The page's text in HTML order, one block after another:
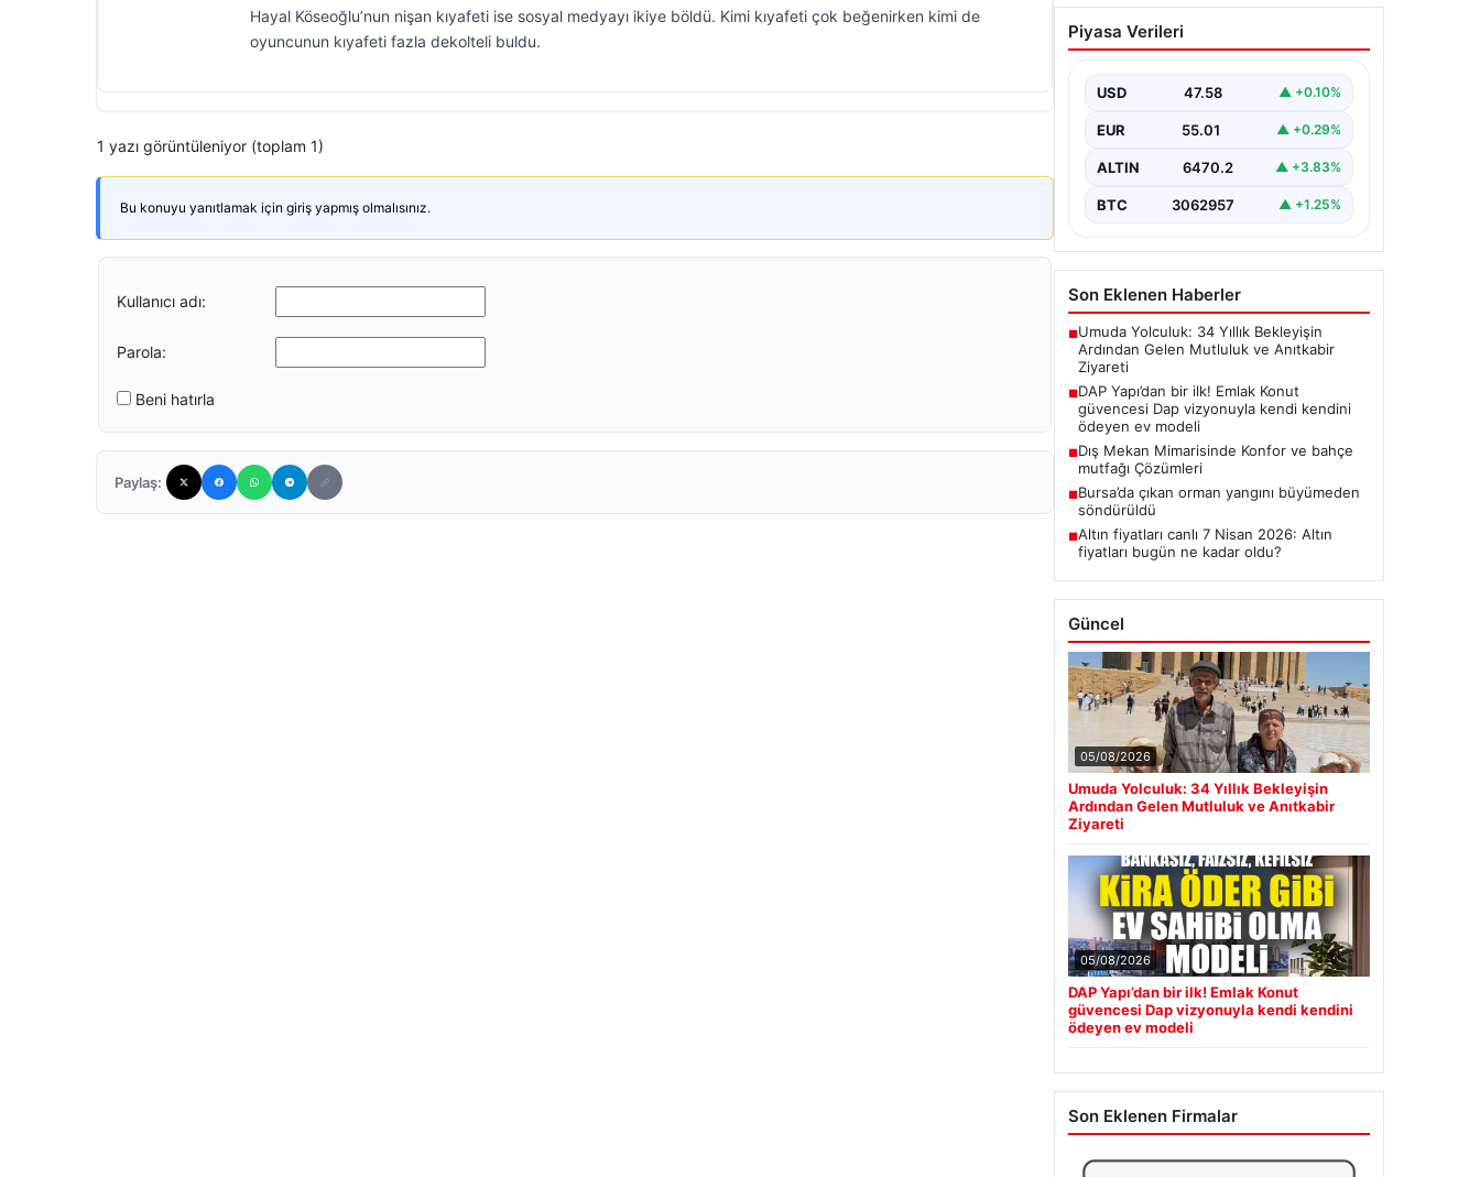
Hayal Köseoğlu’nun nişan kıyafeti ise sosyal medyayı ikiye böldü. Kimi kıyafeti çok beğenirken kimi de
oyuncunun kıyafeti fazla dekolteli buldu.
1 yazı görüntüleniyor (toplam 1)
Bu konuyu yanıtlamak için giriş yapmış olmalısınız.
Kullanıcı adı:
Parola:
Beni hatırla
Paylaş:
DAP Yapı’dan bir ilk! Emlak
Konut güvencesi Dap
ödeyen ev modeli
Piyasa Verileri
USD 47.58 ▲ +0.10%
EUR 55.01 ▲ +0.29%
ALTIN 6470.2 ▲ +3.83%
BTC 3062957 ▲ +1.25%
Son Eklenen Haberler
■Umuda Yolculuk: 34 Yıllık Bekleyişin
Ardından Gelen Mutluluk ve Anıtkabir
Ziyareti
■DAP Yapı’dan bir ilk! Emlak Konut
güvencesi Dap vizyonuyla kendi kendini
ödeyen ev modeli
■Dış Mekan Mimarisinde Konfor ve bahçe
mutfağı Çözümleri
■Bursa’da çıkan orman yangını büyümeden
söndürüldü
■Altın fiyatları canlı 7 Nisan 2026: Altın
fiyatları bugün ne kadar oldu?
Güncel
05/08/2026
Umuda Yolculuk: 34 Yıllık Bekleyişin
Ardından Gelen Mutluluk ve Anıtkabir
Ziyareti
05/08/2026
DAP Yapı’dan bir ilk! Emlak Konut
güvencesi Dap vizyonuyla kendi kendini
ödeyen ev modeli
Son Eklenen Firmalar